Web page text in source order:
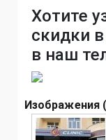
Хотите
скидки
в наш
Изображения